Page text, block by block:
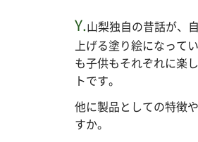
Y.山梨独自の昔話が、
上げる塗り絵になって
も子供もそれぞれに楽
トです。
他に製品としての特徴
すか。